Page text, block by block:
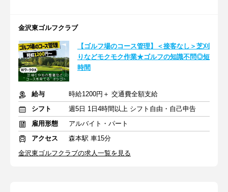
金沢東ゴルフクラブ
【ゴルフ場のコース管理】＜接客なし＞芝刈
りなどモクモク作業★ゴルフの知識不問◎短
時間
給与
時給1200円＋ 交通費全額支給
シフト
週5日 1日4時間以上 シフト自由・自己申告
雇用形態
アルバイト・パート
アクセス
森本駅 車15分
金沢東ゴルフクラブの求人一覧を見る